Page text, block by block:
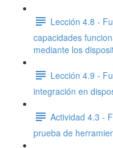
Lección 4.8 -
capacidades
mediante los
Lección 4.9 -
integración en
Actividad 4.3 -
prueba de